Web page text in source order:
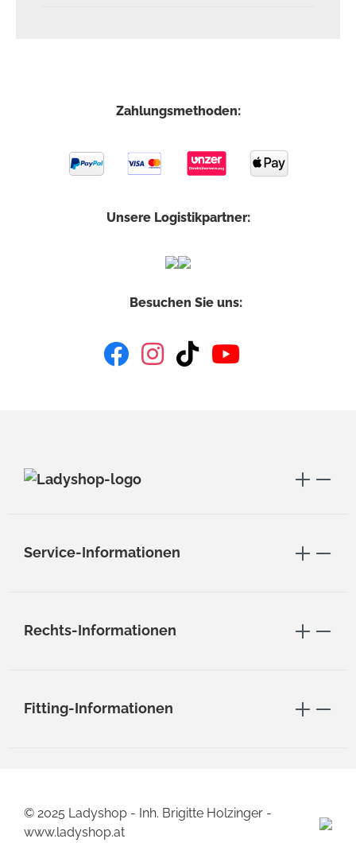
Zahlungsmethoden:
Unsere Logistikpartner:
Besuchen Sie uns:
Service-Informationen
Rechts-Informationen
Fitting-Informationen
© 2025 Ladyshop - Inh. Brigitte Holzinger -
www.ladyshop.at